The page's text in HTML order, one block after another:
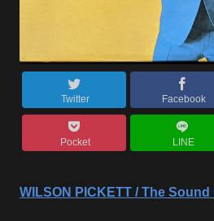
Twitter Facebook
Pocket LINE
WILSON PICKETT / The